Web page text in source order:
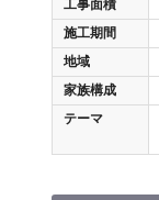
工事面積
施工期間
地域
家族構成
テーマ